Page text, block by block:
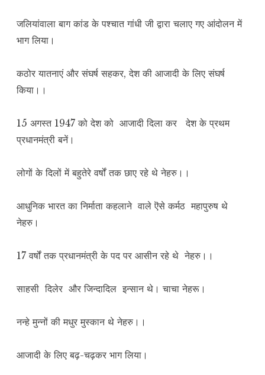
जलियांवाला बाग कांड के पश्चात गांधी जी द्वारा चलाए गए आंदोलन में
भाग लिया।
कठोर यातनाएं और संघर्ष सहकर, देश की आजादी के लिए संघर्ष
किया।।
15 अगस्त 1947 को देश को आजादी दिला कर देश के प्रथम
प्रधानमंत्री बनें।
लोगों के दिलों में बहुतेरे वर्षों तक छाए रहे थे नेहरु।।
आधुनिक भारत का निर्माता कहलाने वाले ऎसे कर्मठ महापुरुष थे
नेहरु।
17 वर्षों तक प्रधानमंत्री के पद पर आसीन रहे थे नेहरु।।
साहसी दिलेर और जिन्दादिल इन्सान थे। चाचा नेहरू।
नन्हे मुन्नों की मधुर मुस्कान थे नेहरु।।
आजादी के लिए बढ़-चढ़कर भाग लिया।